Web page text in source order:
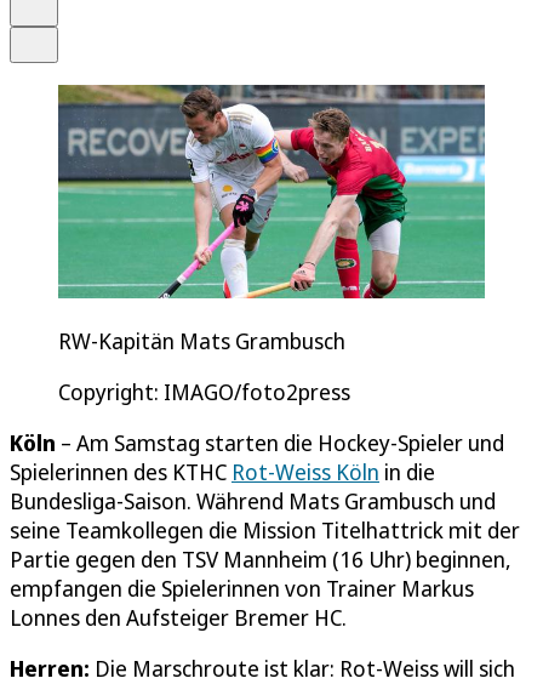
RW-Kapitän Mats Grambusch
Copyright: IMAGO/foto2press
Köln – Am Samstag starten die Hockey-Spieler und
Spielerinnen des KTHC Rot-Weiss Köln in die
Bundesliga-Saison. Während Mats Grambusch und
seine Teamkollegen die Mission Titelhattrick mit der
Partie gegen den TSV Mannheim (16 Uhr) beginnen,
empfangen die Spielerinnen von Trainer Markus
Lonnes den Aufsteiger Bremer HC.
Herren: Die Marschroute ist klar: Rot-Weiss will sich